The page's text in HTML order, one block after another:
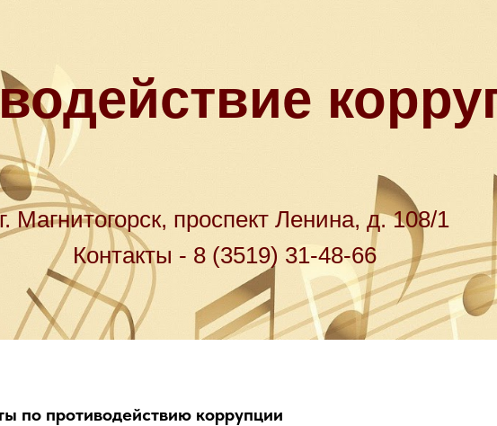
г. Магнитогорск, проспект Ленина, д. 108/1
Контакты - 8 (3519) 31-48-66
по противодействию коррупции